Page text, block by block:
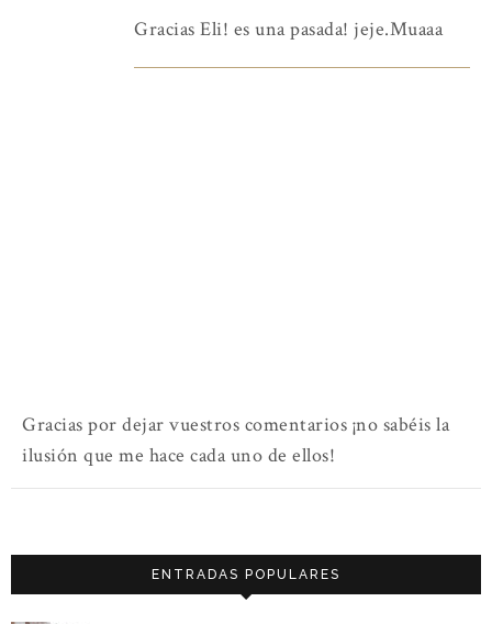
Gracias Eli! es una pasada! jeje.Muaaa
Gracias por dejar vuestros comentarios ¡no sabéis la
ilusión que me hace cada uno de ellos!
ENTRADAS POPULARES